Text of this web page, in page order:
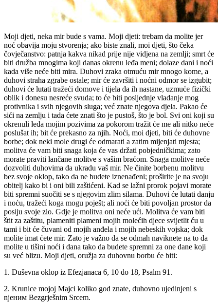
Moji djeti, neka mir bude s vama. Moji djeti: trebam da molite jer
noć obavija moju stvorenja; ako biste znali, moi djeti, što čeka
čovječanstvo: patnja kakva nikad prije nije vidjena na zemlji; smrt će
biti družba mnogima koji danas okrenu leđa meni; dolaze dani i noći
kada više neće biti mira. Duhovi zraka otmuću mir mnogo kome, a
duhovi straha zgrabe ostale; mir će završiti i noćni odmor se izgubit;
duhovi će lutati tražeći domove i tijela da ih nastane, uzmuće fizički
oblik i donesu nesreće svuda; to će biti posljednje vladanje mog
protivnika i svih njegovih sluga; već znate njegova djela. Pakao će
sići na zemlju i tada ćete znati što je pustoš, što je bol. Svi oni koji su
okrenuli leđa mojim pozivima za pokorom tražit će me ali nitko neće
poslušat ih; bit će prekasno za njih. Noći, moi djeti, biti će duhovne
borbe; dok neki mole drugi će odmarati a zatim mijenjati mjesta;
molitva će vam biti snaga koja će vas držati pobjedničkima; zato
morate praviti lančane molitve s vašim braćom. Snaga molitve neće
dozvoliti duhovima da ukradu vaš mir. Ne činite borbenu molitvu
bez svoje oklop, tako da ne budete iznenađeni; proširite je na svoju
obitelj kako bi i oni bili zaštićeni. Kad se lažni prorok pojavi morate
biti spremni suočiti se s njegovim zlim silama. Duhovi će lutati danju
i noću, tražeći koga mogu poješt; ali noći će biti povoljan prostor da
posiju svoje zlo. Gdje je molitva oni neće ući. Molitva će vam biti
štit za zaštitu, plameniti plameni mojih molećih djece svijetlit ću u
tami i bit će čuvani od mojih anđela i mojih nebeskih vojska; dok
molite imat ćete mir. Zato je važno da se odmah naviknete na to da
molite u tišini noći i dana tako da budete spremni za one dane koji
su već blizu. Moji djeti, oružja za duhovnu borbu će biti:
1. Duševna oklop iz Efezjanaca 6, 10 do 18, Psalm 91.
2. Krunice mojoj Majci koliko god znate, duhovno ujedinjeni s
njеним Bezgrješnim Srcem.